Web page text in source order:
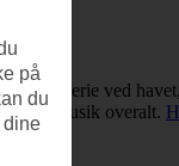
skøn ferie ved
musik overalt.
på
du
dine